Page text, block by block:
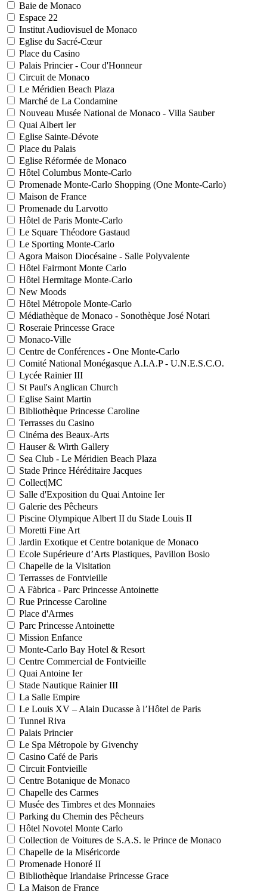
Baie de Monaco
Espace 22
Institut Audiovisuel de Monaco
Eglise du Sacré-Cœur
Place du Casino
Palais Princier - Cour d'Honneur
Circuit de Monaco
Le Méridien Beach Plaza
Marché de La Condamine
Nouveau Musée National de Monaco - Villa Sauber
Quai Albert Ier
Eglise Sainte-Dévote
Place du Palais
Eglise Réformée de Monaco
Hôtel Columbus Monte-Carlo
Promenade Monte-Carlo Shopping (One Monte-Carlo)
Maison de France
Promenade du Larvotto
Hôtel de Paris Monte-Carlo
Le Square Théodore Gastaud
Le Sporting Monte-Carlo
Agora Maison Diocésaine - Salle Polyvalente
Hôtel Fairmont Monte Carlo
Hôtel Hermitage Monte-Carlo
New Moods
Hôtel Métropole Monte-Carlo
Médiathèque de Monaco - Sonothèque José Notari
Roseraie Princesse Grace
Monaco-Ville
Centre de Conférences - One Monte-Carlo
Comité National Monégasque A.I.A.P - U.N.E.S.C.O.
Lycée Rainier III
St Paul's Anglican Church
Eglise Saint Martin
Bibliothèque Princesse Caroline
Terrasses du Casino
Cinéma des Beaux-Arts
Hauser & Wirth Gallery
Sea Club - Le Méridien Beach Plaza
Stade Prince Héréditaire Jacques
Collect|MC
Salle d'Exposition du Quai Antoine Ier
Galerie des Pêcheurs
Piscine Olympique Albert II du Stade Louis II
Moretti Fine Art
Jardin Exotique et Centre botanique de Monaco
Ecole Supérieure d’Arts Plastiques, Pavillon Bosio
Chapelle de la Visitation
Terrasses de Fontvieille
A Fàbrica - Parc Princesse Antoinette
Rue Princesse Caroline
Place d'Armes
Parc Princesse Antoinette
Mission Enfance
Monte-Carlo Bay Hotel & Resort
Centre Commercial de Fontvieille
Quai Antoine Ier
Stade Nautique Rainier III
La Salle Empire
Le Louis XV – Alain Ducasse à l’Hôtel de Paris
Tunnel Riva
Palais Princier
Le Spa Métropole by Givenchy
Casino Café de Paris
Circuit Fontvieille
Centre Botanique de Monaco
Chapelle des Carmes
Musée des Timbres et des Monnaies
Parking du Chemin des Pêcheurs
Hôtel Novotel Monte Carlo
Collection de Voitures de S.A.S. le Prince de Monaco
Chapelle de la Miséricorde
Promenade Honoré II
Bibliothèque Irlandaise Princesse Grace
La Maison de France